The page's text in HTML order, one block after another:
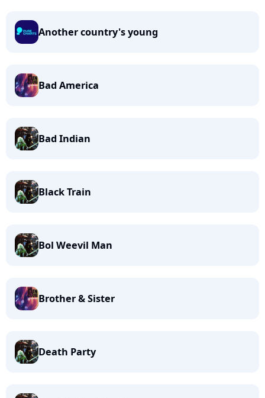
Another country's young
Bad America
Bad Indian
Black Train
Bol Weevil Man
Brother & Sister
Death Party